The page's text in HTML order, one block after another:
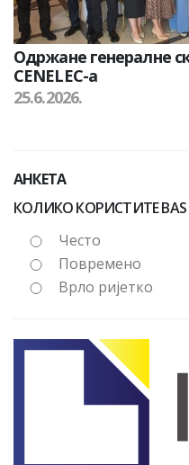
Одржане генералне
CENELEC-а
25.6.2026.
АНКЕТА
КОЛИКО КОРИСТИТЕ
Често
Повремено
Врло ријетко